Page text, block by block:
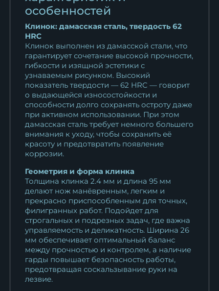
особенностей
Клинок: дамасская сталь, твердость 62
HRC
Клинок выполнен из дамасской стали, что
гарантирует сочетание высокой прочности,
гибкости и изящной эстетики с
узнаваемым рисунком. Высокий
показатель твердости — 62 HRC — говорит
о выдающейся износостойкости и
способности долго сохранять остроту даже
при активном использовании. При этом
дамасская сталь требует немного большего
внимания к уходу, чтобы сохранить её
красоту и предотвратить появление
коррозии.
Геометрия и форма клинка
Толщина клинка 2.4 мм и длина 95 мм
делают нож манёвренным, легким и
прекрасно приспособленным для точных,
филигранных работ. Подойдет для
строгальных и подрезных задач, где важна
управляемость и деликатность. Ширина 26
мм обеспечивает оптимальный баланс
между прочностью и контролем, а наличие
гарды повышает безопасность работы,
предотвращая соскальзывание руки на
лезвие.